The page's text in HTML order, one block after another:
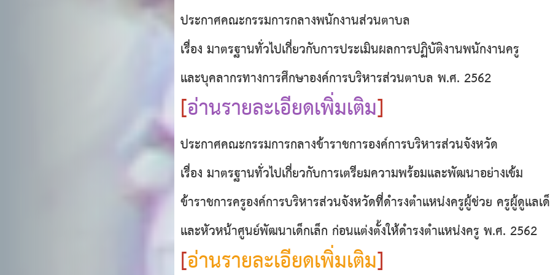
ประกาศคณะกรรมการกลางพนักงานส่วนตาบล
เรื่อง มาตรฐานทั่วไปเกี่ยวกับการประเมินผลการปฏิบัติงานพนักงานครู
และบุคลากรทางการศึกษาองค์การบริหารส่วนตาบล พ.ศ. 2562
[อ่านรายละเอียดเพิ่มเติม]
ประกาศคณะกรรมการกลางข้าราชการองค์การบริหารส่วนจังหวัด
เรื่อง มาตรฐานทั่วไปเกี่ยวกับการเตรียมความพร้อมและพัฒนาอย่างเข้ม
ข้าราชการครูองค์การบริหารส่วนจังหวัดที่ดำรงตำแหน่งครูผู้ช่วย ครูผู้ดูแล
และหัวหน้าศูนย์พัฒนาเด็กเล็ก ก่อนแต่งตั้งให้ดำรงตำแหน่งครู พ.ศ. 2562
[อ่านรายละเอียดเพิ่มเติม]